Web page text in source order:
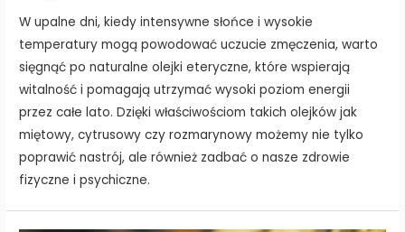
W upalne dni, kiedy intensywne słońce i wysokie
temperatury mogą powodować uczucie zmęczenia, warto
sięgnąć po naturalne olejki eteryczne, które wspierają
witalność i pomagają utrzymać wysoki poziom energii
przez całe lato. Dzięki właściwościom takich olejków jak
miętowy, cytrusowy czy rozmarynowy możemy nie tylko
poprawić nastrój, ale również zadbać o nasze zdrowie
fizyczne i psychiczne.